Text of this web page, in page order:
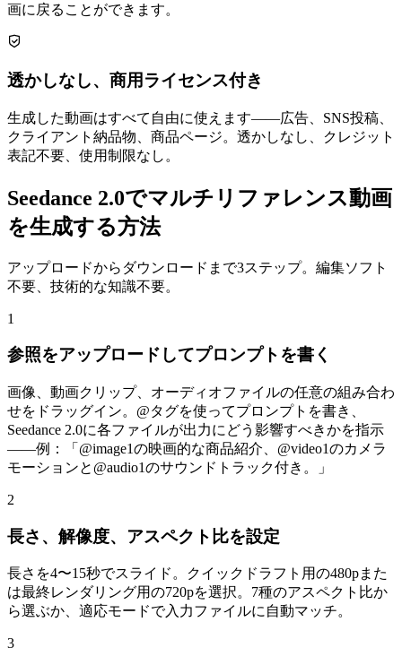
画に戻ることができます。
透かしなし、商用ライセンス付き
生成した動画はすべて自由に使えます——広告、SNS投稿、
クライアント納品物、商品ページ。透かしなし、クレジット
表記不要、使用制限なし。
Seedance 2.0でマルチリファレンス動画
を生成する方法
アップロードからダウンロードまで3ステップ。編集ソフト
不要、技術的な知識不要。
1
参照をアップロードしてプロンプトを書く
画像、動画クリップ、オーディオファイルの任意の組み合わ
せをドラッグイン。@タグを使ってプロンプトを書き、
Seedance 2.0に各ファイルが出力にどう影響すべきかを指示
——例：「@image1の映画的な商品紹介、@video1のカメラ
モーションと@audio1のサウンドトラック付き。」
2
長さ、解像度、アスペクト比を設定
長さを4〜15秒でスライド。クイックドラフト用の480pまた
は最終レンダリング用の720pを選択。7種のアスペクト比か
ら選ぶか、適応モードで入力ファイルに自動マッチ。
3